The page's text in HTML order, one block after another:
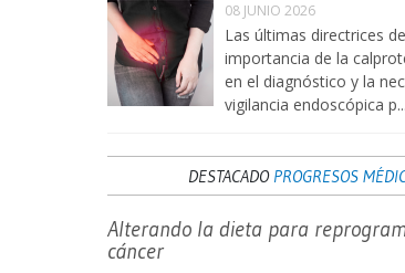
08 JUNIO 2026
Las últimas directrices
importancia de la
en el diagnóstico y la
vigilancia endoscópica p...
DESTACADO PROGRESOS
Alterando la dieta para
cáncer